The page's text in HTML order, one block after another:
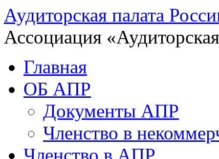
Аудиторская палата
Ассоциация
Главная
ОБ АПР
Документы АПР
Членство в